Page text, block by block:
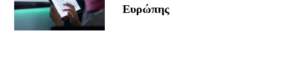
Ευρώπης